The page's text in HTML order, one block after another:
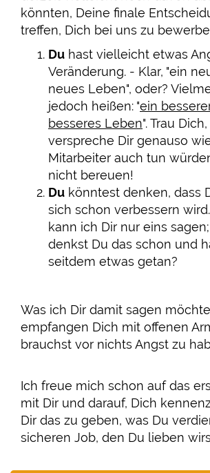
könnten, Deine finale
treffen, Dich bei uns zu
Du hast vielleicht etwas
Veränderung. - Klar, "ein
neues Leben", oder?
jedoch heißen: "ein
besseres Leben". Trau
verspreche Dir genauso
Mitarbeiter auch tun
nicht bereuen!
Du könntest denken, dass
sich schon verbessern
kann ich Dir nur eins
denkst Du das schon und
seitdem etwas getan?
Was ich Dir damit sagen
empfangen Dich mit offenen
brauchst vor nichts Angst zu
Ich freue mich schon auf das
mit Dir und darauf, Dich
Dir das zu geben, was Du
sicheren Job, den Du lieben